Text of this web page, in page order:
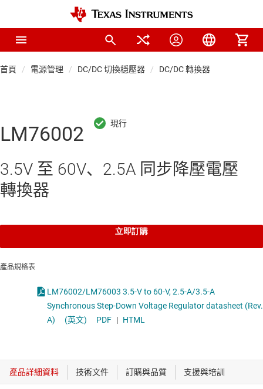
首頁 電源管理 DC/DC 切換穩壓器 DC/DC 轉換器
LM76002
3.5V 至 60V、2.5A 同步降壓電壓
轉換器
立即訂購
產品規格表
LM76002/LM76003 3.5-V to 60-V, 2.5-A/3.5-A
Synchronous Step-Down Voltage Regulator datasheet (Rev.
A)
(英文) PDF | HTML